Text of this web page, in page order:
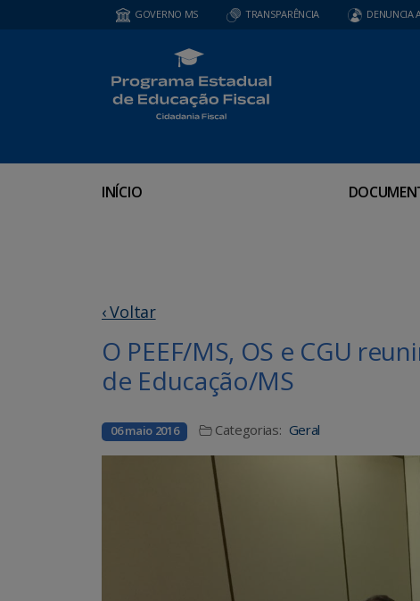
GOVERNO MS TRANSPARÊNCIA DENUNCIA
INÍCIO
‹ Voltar
O PEEF/MS, OS e CGU
de Educação/MS
06 maio 2016 Categorias: Geral